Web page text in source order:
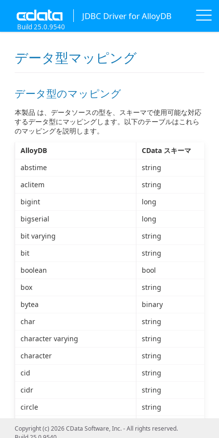
JDBC Driver for AlloyDB
Build 25.0.9540
データ型マッピング
データ型のマッピング
本製品 は、データソースの型を、スキーマで使用可能な対応
するデータ型にマッピングします。以下のテーブルはこれら
のマッピングを説明します。
AlloyDB
CData スキーマ
abstime
string
aclitem
string
bigint
long
bigserial
long
bit varying
string
bit
string
boolean
bool
box
string
bytea
binary
char
string
character varying
string
character
string
cid
string
cidr
string
circle
string
date
date
Copyright (c) 2026 CData Software, Inc. - All rights reserved.